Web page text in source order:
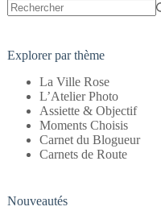
Explorer par thème
La Ville Rose
L’Atelier Photo
Assiette & Objectif
Moments Choisis
Carnet du Blogueur
Carnets de Route
Nouveautés